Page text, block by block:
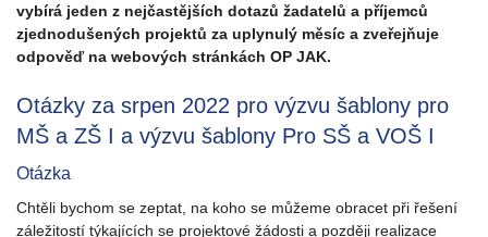
vybírá jeden z nejčastějších dotazů žadatelů a příjemců
zjednodušených projektů za uplynulý měsíc a zveřejňuje
odpověď na webových stránkách OP JAK.
Otázky za srpen 2022 pro výzvu šablony pro
MŠ a ZŠ I a výzvu šablony Pro SŠ a VOŠ I
Otázka
Chtěli bychom se zeptat, na koho se můžeme obracet při řešení
záležitostí týkajících se projektové žádosti a později realizace